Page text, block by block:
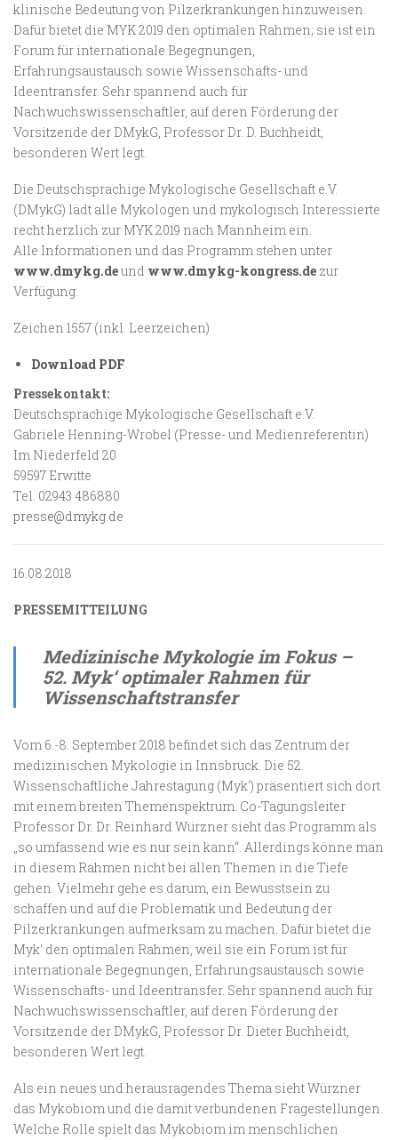
klinische Bedeutung von Pilzerkrankungen hinzuweisen.
Dafür bietet die MYK 2019 den optimalen Rahmen; sie ist ein
Forum für internationale Begegnungen,
Erfahrungsaustausch sowie Wissenschafts- und
Ideentransfer. Sehr spannend auch für
Nachwuchswissenschaftler, auf deren Förderung der
Vorsitzende der DMykG, Professor Dr. D. Buchheidt,
besonderen Wert legt.
Die Deutschsprachige Mykologische Gesellschaft e.V.
(DMykG) lädt alle Mykologen und mykologisch Interessierte
recht herzlich zur MYK 2019 nach Mannheim ein.
Alle Informationen und das Programm stehen unter
www.dmykg.deund www.dmykg-kongress.de zur
Verfügung.
Zeichen 1557 (inkl. Leerzeichen)
Download PDF
Pressekontakt:
Deutschsprachige Mykologische Gesellschaft e.V.
Gabriele Henning-Wrobel (Presse- und Medienreferentin)
Im Niederfeld 20
59597 Erwitte
Tel. 02943 486880
presse@dmykg.de
16.08.2018
PRESSEMITTEILUNG
Medizinische Mykologie im Fokus –
52. Myk‘ optimaler Rahmen für
Wissenschaftstransfer
Vom 6.-8. September 2018 befindet sich das Zentrum der
medizinischen Mykologie in Innsbruck. Die 52.
Wissenschaftliche Jahrestagung (Myk‘) präsentiert sich dort
mit einem breiten Themenspektrum. Co-Tagungsleiter
Professor Dr. Dr. Reinhard Würzner sieht das Programm als
„so umfassend wie es nur sein kann“. Allerdings könne man
in diesem Rahmen nicht bei allen Themen in die Tiefe
gehen. Vielmehr gehe es darum, ein Bewusstsein zu
schaffen und auf die Problematik und Bedeutung der
Pilzerkrankungen aufmerksam zu machen. Dafür bietet die
Myk‘ den optimalen Rahmen, weil sie ein Forum ist für
internationale Begegnungen, Erfahrungsaustausch sowie
Wissenschafts- und Ideentransfer. Sehr spannend auch für
Nachwuchswissenschaftler, auf deren Förderung der
Vorsitzende der DMykG, Professor Dr. Dieter Buchheidt,
besonderen Wert legt.
Als ein neues und herausragendes Thema sieht Würzner
das Mykobiom und die damit verbundenen Fragestellungen.
Welche Rolle spielt das Mykobiom im menschlichen